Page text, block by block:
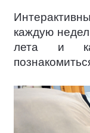
каждую
лета и